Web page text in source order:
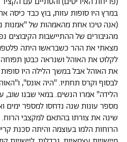
במרץ היו סופות עזות, בוץ כבד כיסה
(אנה טיכו אחת מהאמהות של "אמנות
מהגיבורים של ההתיישבות הקיבוצים
מצאתי את ההר כשבראשו היתה
לקלוט את האוהל ושנראה כבטן
את האוהל אבל במשך הלילה היו
לבסוף וקרס תחתיו. "היה אונס",
הלידה" אמרו הנשים. במאי שבנו
מספר עונות שנה נדחסו למספר ימים
שינה את צורתו בהתאם למקצבי
הרוחות הלמו בעוצמה והיתה סכנת